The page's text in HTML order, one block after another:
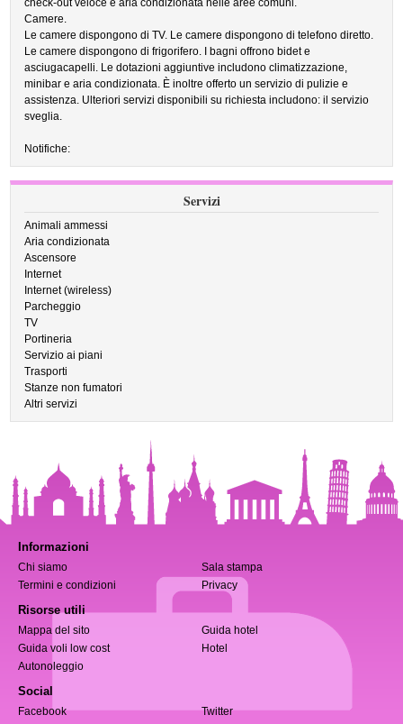
check-out veloce e aria condizionata nelle aree comuni.
Camere.
Le camere dispongono di TV. Le camere dispongono di telefono diretto.
Le camere dispongono di frigorifero. I bagni offrono bidet e
asciugacapelli. Le dotazioni aggiuntive includono climatizzazione,
minibar e aria condizionata. È inoltre offerto un servizio di pulizie e
assistenza. Ulteriori servizi disponibili su richiesta includono: il servizio
sveglia.
Notifiche:
Servizi
Animali ammessi
Aria condizionata
Ascensore
Internet
Internet (wireless)
Parcheggio
TV
Portineria
Servizio ai piani
Trasporti
Stanze non fumatori
Altri servizi
Informazioni
Chi siamo
Sala stampa
Termini e condizioni
Privacy
Risorse utili
Mappa del sito
Guida hotel
Guida voli low cost
Hotel
Autonoleggio
Social
Facebook
Twitter